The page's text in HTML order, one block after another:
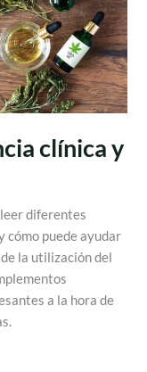
clínica y
diferentes
cómo puede ayudar
la utilización del
a la hora de